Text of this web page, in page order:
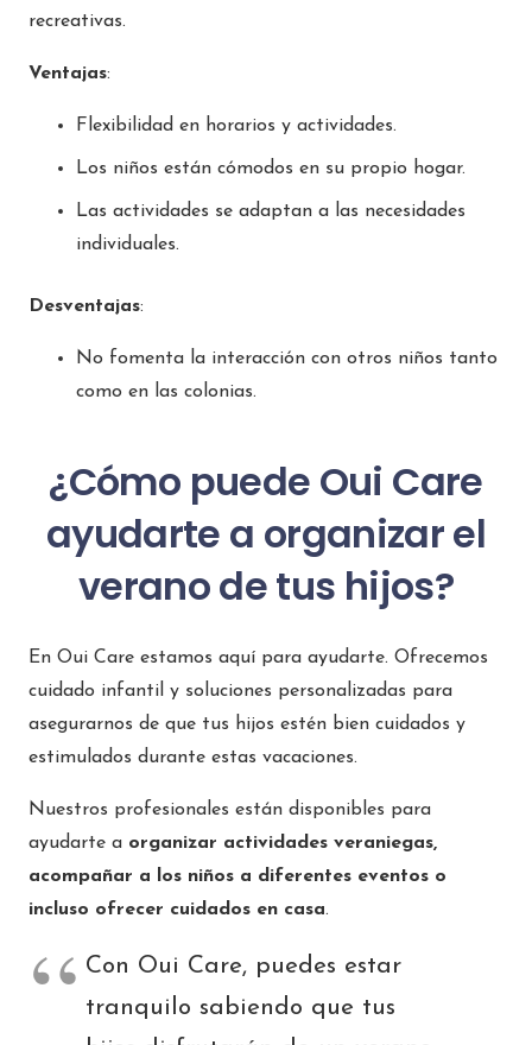
recreativas.
Ventajas:
Flexibilidad en horarios y actividades.
Los niños están cómodos en su propio hogar.
Las actividades se adaptan a las necesidades
individuales.
Desventajas:
No fomenta la interacción con otros niños tanto
como en las colonias.
¿Cómo puede Oui Care
ayudarte a organizar el
verano de tus hijos?
En Oui Care estamos aquí para ayudarte. Ofrecemos
cuidado infantil y soluciones personalizadas para
asegurarnos de que tus hijos estén bien cuidados y
estimulados durante estas vacaciones.
Nuestros profesionales están disponibles para
ayudarte a organizar actividades veraniegas,
acompañar a los niños a diferentes eventos o
incluso ofrecer cuidados en casa.
Con Oui Care, puedes estar
tranquilo sabiendo que tus